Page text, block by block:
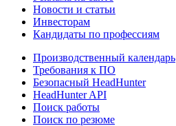
Новости и статьи
Инвесторам
Кандидаты по профессиям
Производственный календарь
Требования к ПО
Безопасный HeadHunter
HeadHunter API
Поиск работы
Поиск по резюме